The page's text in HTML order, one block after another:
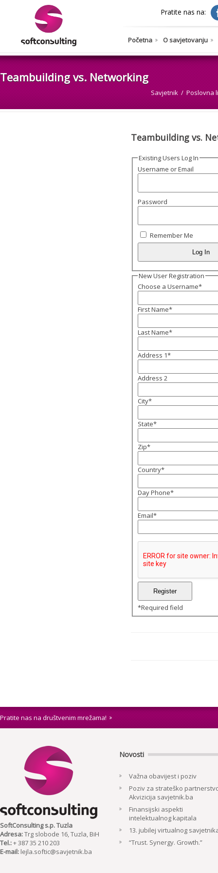
Pratite nas na:
Početna O savjetovanju
Teambuilding vs. Networking
Savjetnik Poslovna
Teambuilding vs.
Existing Users Log In
Username or Email
Password
Remember Me
New User Registration
Choose a Username*
First Name*
Last Name*
Address 1*
Address 2
City*
State*
Zip*
Country*
Day Phone*
Email*
*Required field
Pratite nas na društvenim mrežama!
SoftConsulting s.p. Tuzla
Adresa:Trg slobode 16, Tuzla, BiH
Tel.:+ 387 35 210 203
E-mail: lejla.softic@savjetnik.ba
Novosti
Važna obavijest i poziv
Poziv za strateško
Akvizicija savjetnik.ba
Finansijski aspekti
intelektualnog kapitala
13. jubilej virtualnog
“Trust. Synergy. Growth.”